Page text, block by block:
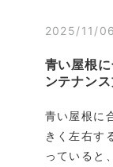
2025/11/06
青い屋根
ンテナン
青い屋根に
きく左右す
っていると